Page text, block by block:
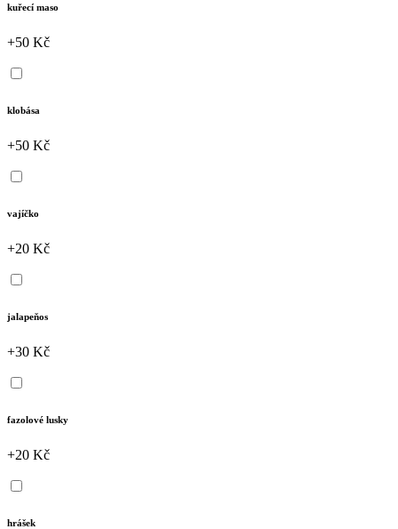
kuřecí maso
+50 Kč
klobása
+50 Kč
vajíčko
+20 Kč
jalapeňos
+30 Kč
fazolové lusky
+20 Kč
hrášek